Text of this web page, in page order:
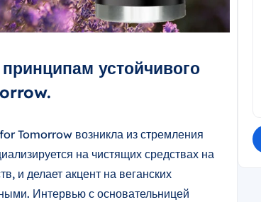
устойчивого
Tomorrow возникла из стремления
на чистящих средствах на
и делает акцент на веганских
Интервью с основательницей